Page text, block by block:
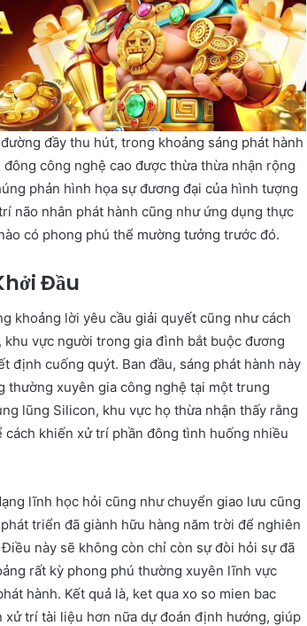
đầy thu hút, trong khoảng sáng phát hành
công nghệ cao được thừa thừa nhận rộng
phản hình họa sự đương đại của hình tượng
não nhân phát hành cũng như ứng dụng thực
có phong phú thể mường tưởng trước đó.
Đầu
khoảng lời yêu cầu giải quyết cũng như cách
vực người trong gia đình bắt buộc đương
định cuống quýt. Ban đầu, sáng phát hành này
thường xuyên gia công nghệ tại một trung
lũng Silicon, khu vực họ thừa nhận thấy rằng
khiến xử trí phần đông tình huống nhiều
lĩnh học hỏi cũng như chuyển giao lưu cũng
triển đã giành hữu hàng năm trời để nghiên
này sẽ không còn chỉ còn sự đòi hỏi sự đã
rất kỳ phong phú thường xuyên lĩnh vực
hành. Kết quả là, ket qua xo so mien bac
trí tài liệu hơn nữa dự đoán định hướng, giúp